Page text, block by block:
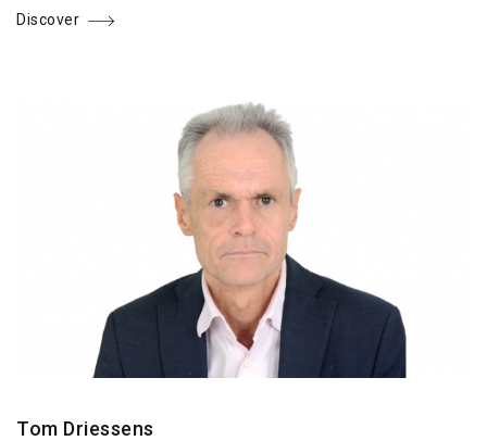
Discover
Tom Driessens